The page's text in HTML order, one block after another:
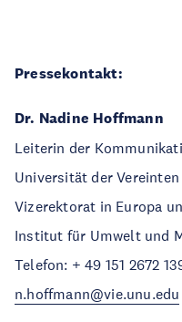
Pressekontakt:
Dr. Nadine Hoffmann
Leiterin der
Universität der
Vizerektorat in Europa
Institut für Umwelt und
Telefon: + 49 151 2672
n.hoffmann@vie.unu.edu